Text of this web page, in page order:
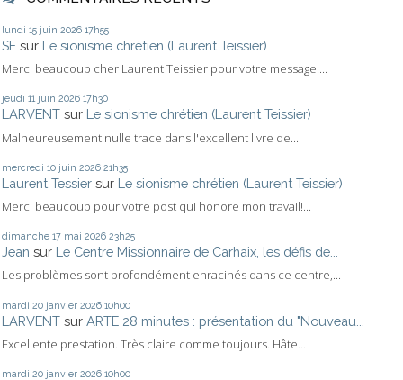
lundi 15 juin 2026 17h55
SF sur Le sionisme chrétien (Laurent Teissier)
Merci beaucoup cher Laurent Teissier pour votre message....
jeudi 11 juin 2026 17h30
LARVENT sur Le sionisme chrétien (Laurent Teissier)
Malheureusement nulle trace dans l'excellent livre de...
mercredi 10 juin 2026 21h35
Laurent Tessier sur Le sionisme chrétien (Laurent Teissier)
Merci beaucoup pour votre post qui honore mon travail!...
dimanche 17 mai 2026 23h25
Jean sur Le Centre Missionnaire de Carhaix, les défis de...
Les problèmes sont profondément enracinés dans ce centre,...
mardi 20 janvier 2026 10h00
LARVENT sur ARTE 28 minutes : présentation du "Nouveau...
Excellente prestation. Très claire comme toujours. Hâte...
mardi 20 janvier 2026 10h00